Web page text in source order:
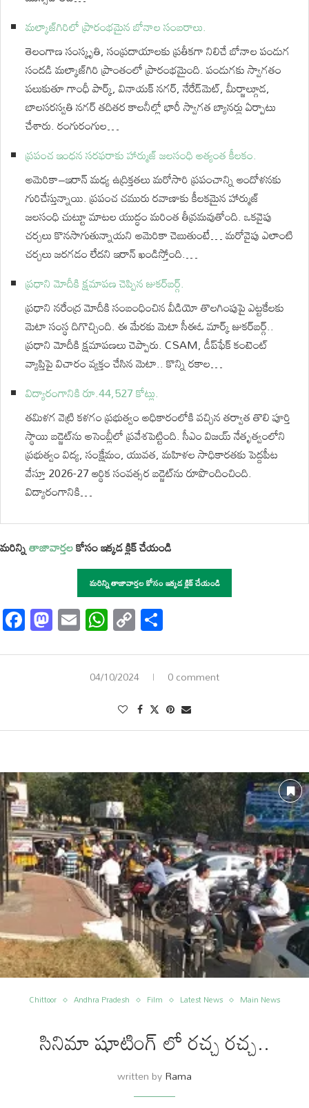
మల్కాజ్‌గిరిలో ప్రారంభమైన బోనాల సంబరాలు.
తెలంగాణ సంస్కృతి, సంప్రదాయాలకు ప్రతీకగా నిలిచే బోనాల పండుగ
సందడి మల్కాజ్‌గిరి ప్రాంతంలో ప్రారంభమైంది. పండుగకు స్వాగతం
పలుకుతూ గాంధీ పార్క్, వినాయక్ నగర్, నేరేడ్‌మెట్, మీర్జాల్గూడ,
బాలసరస్వతి నగర్ తదితర కాలనీల్లో భారీ స్వాగత బ్యానర్లు ఏర్పాటు
చేశారు. రంగురంగుల…
ప్రపంచ ఇంధన సరఫరాకు హార్ముజ్ జలసంధి అత్యంత కీలకం.
అమెరికా–ఇరాన్ మధ్య ఉద్రిక్తతలు మరోసారి ప్రపంచాన్ని ఆందోళనకు
గురిచేస్తున్నాయి. ప్రపంచ చమురు రవాణాకు కీలకమైన హార్ముజ్
జలసంధి చుట్టూ మాటల యుద్ధం మరింత తీవ్రమవుతోంది. ఒకవైపు
చర్చలు కొనసాగుతున్నాయని అమెరికా చెబుతుంటే… మరోవైపు ఎలాంటి
చర్చలు జరగడం లేదని ఇరాన్ ఖండిస్తోంది.…
ప్రధాని మోదీకి క్షమాపణ చెప్పిన జుకర్⁬బర్గ్.
ప్రధాని నరేంద్ర మోదీకి సంబంధించిన వీడియో తొలగింపుపై ఎట్టకేలకు
మెటా సంస్థ దిగొచ్చింది. ఈ మేరకు మెటా సీఈఓ మార్క్ జుకర్‌బర్గ్..
ప్రధాని మోదీకి క్షమాపణలు చెప్పారు. CSAM, డీప్‌ఫేక్‌ కంటెంట్‌
వ్యాప్తిపై విచారం వ్యక్తం చేసిన మెటా.. కొన్ని రకాల…
విద్యారంగానికి రూ.44,527 కోట్లు.
తమిళగ వెట్రి కళగం ప్రభుత్వం అధికారంలోకి వచ్చిన తర్వాత తొలి పూర్తి
స్థాయి బడ్జెట్‌ను అసెంబ్లీలో ప్రవేశపెట్టింది. సీఎం విజయ్ నేతృత్వంలోని
ప్రభుత్వం విద్య, సంక్షేమం, యువత, మహిళల సాధికారతకు పెద్దపీట
వేస్తూ 2026-27 ఆర్థిక సంవత్సర బడ్జెట్‌ను రూపొందించింది.
విద్యారంగానికి…
మరిన్నితాజావార్తలకోసం ఇక్కడ క్లిక్ చేయండి
మరిన్ని తాజావార్తల కోసం ఇక్కడ క్లిక్ చేయండి
Facebook
Mastodon
EmailWhatsApp
Copy
Link
04/10/2024 0 comment
Chittoor Andhra Pradesh Film Latest News Main News
సినిమా షూటింగ్ లో రచ్చ రచ్చ..
written byRama